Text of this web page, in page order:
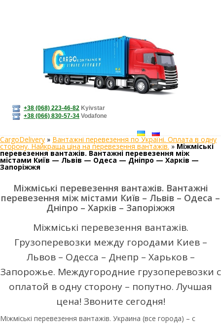
+38 (068) 223-46-82 Kyivstar
+38 (066) 830-57-34 Vodafone
CargoDelivery » Вантажні перевезення по Україні. Оплата в одну
сторону. Найкраща ціна на перевезення вантажів.»Міжміські
перевезення вантажів. Вантажні перевезення між
містами Київ — Львів — Одеса — Дніпро — Харків —
Запоріжжя
Міжміські перевезення вантажів. Вантажні
перевезення між містами Київ – Львів – Одеса –
Дніпро – Харків – Запоріжжя
Міжміські перевезення вантажів.
Грузоперевозки между городами Киев –
Львов – Одесса – Днепр – Харьков –
Запорожье. Междугородние грузоперевозки с
оплатой в одну сторону – попутно. Лучшая
цена! Звоните сегодня!
Міжміські перевезення вантажів. Украина (все города) – с